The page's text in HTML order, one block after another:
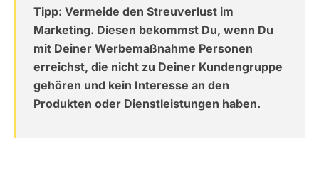
Tipp: Vermeide den Streuverlust im
Marketing. Diesen bekommst Du, wenn Du
mit Deiner Werbemaßnahme Personen
erreichst, die nicht zu Deiner Kundengruppe
gehören und kein Interesse an den
Produkten oder Dienstleistungen haben.